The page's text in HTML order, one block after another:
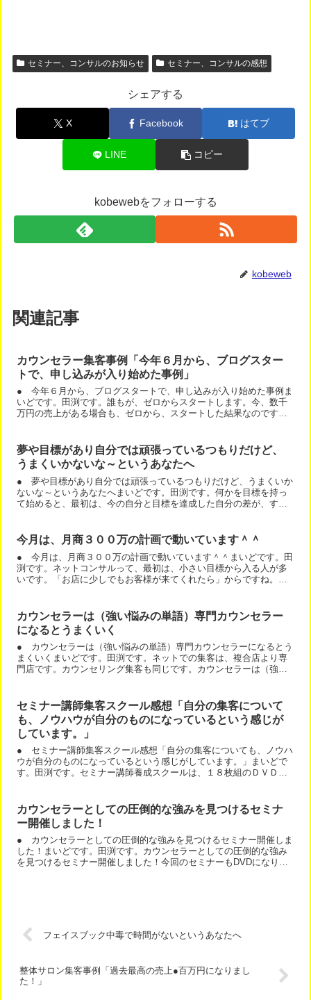
セミナー、コンサルのお知らせ セミナー、コンサルの感想
シェアする
X Facebook はてブ
LINE コピー
kobewebをフォローする
kobeweb
関連記事
カウンセラー集客事例「今年６月から、ブログスター
トで、申し込みが入り始めた事例」
● 今年６月から、ブログスタートで、申し込みが入り始めた事例ま
いどです。田渕です。誰もが、ゼロからスタートします。今、数千
万円の売上がある場合も、ゼロから、スタートした結果なのです
夢や目標があり自分では頑張っているつもりだけど、
うまくいかないな～というあなたへ
● 夢や目標があり自分では頑張っているつもりだけど、うまくいか
ないな～というあなたへまいどです。田渕です。何かを目標を持っ
て始めると、最初は、今の自分と目標を達成した自分の差が、すご
今月は、月商３００万の計画で動いています＾＾
● 今月は、月商３００万の計画で動いています＾＾まいどです。田
渕です。ネットコンサルって、最初は、小さい目標から入る人が多
いです。「お店に少しでもお客様が来てくれたら」からですね。
カウンセラーは（強い悩みの単語）専門カウンセラー
になるとうまくいく
● カウンセラーは（強い悩みの単語）専門カウンセラーになるとう
まくいくまいどです。田渕です。ネットでの集客は、複合店より専
門店です。カウンセリング集客も同じです。カウンセラーは（強い
セミナー講師集客スクール感想「自分の集客について
も、ノウハウが自分のものになっているという感じが
しています。」
● セミナー講師集客スクール感想「自分の集客についても、ノウハ
ウが自分のものになっているという感じがしています。」まいどで
す。田渕です。セミナー講師養成スクールは、１８枚組のＤＶＤで
カウンセラーとしての圧倒的な強みを見つけるセミナ
ー開催しました！
● カウンセラーとしての圧倒的な強みを見つけるセミナー開催しま
した！まいどです。田渕です。カウンセラーとしての圧倒的な強み
を見つけるセミナー開催しました！今回のセミナーもDVDになりま
フェイスブック中毒で時間がないというあなたへ
整体サロン集客事例「過去最高の売上●百万円になりまし
た！」